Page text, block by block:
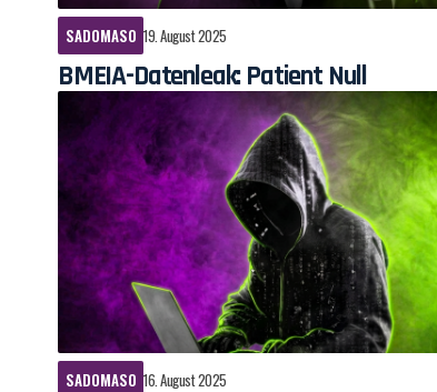
SADOMASO 19. August 2025
BMEIA-Datenleak: Patient Null
SADOMASO 16. August 2025